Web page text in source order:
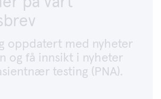
oppdatert med nyheter
og få innsikt i nyheter
testing (PNA).